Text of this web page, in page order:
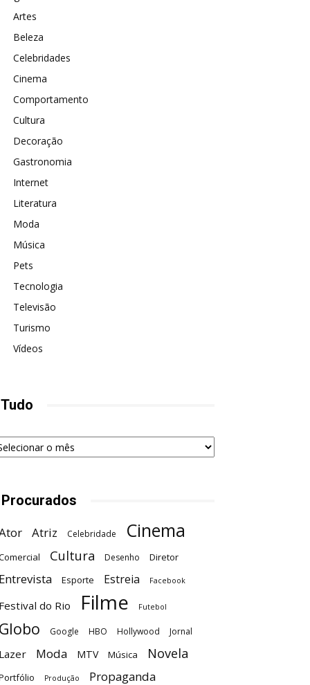
Artes
Beleza
Celebridades
Cinema
Comportamento
Cultura
Decoração
Gastronomia
Internet
Literatura
Moda
Música
Pets
Tecnologia
Televisão
Turismo
Vídeos
Atriz Celebridade Cinema
Cultura Desenho Diretor
Entrevista Esporte Estreia Facebook
Festival do Rio Filme Futebol
Globo Google HBO Hollywood Jornal
Lazer Moda MTV Música Novela
Produção Propaganda